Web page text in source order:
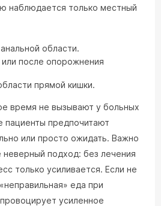
наблюдается только местный
области.
после опорожнения
прямой кишки.
время не вызывают у больных
пациенты предпочитают
или просто ожидать. Важно
неверный подход: без лечения
только усиливается. Если не
еда при
усиленное